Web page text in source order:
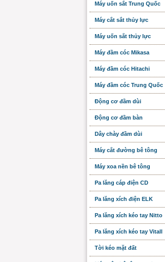
Máy uốn sắt Trung Quốc
Máy cắt sắt thủy lực
Máy uốn sắt thủy lực
Máy đầm cóc Mikasa
Máy đầm cóc Hitachi
Máy đầm cóc Trung Quốc
Động cơ đầm dùi
Động cơ đầm bàn
Dây chày đầm dùi
Máy cắt đường bê tông
Máy xoa nền bê tông
Pa lăng cáp điện CD
Pa lăng xích điện ELK
Pa lăng xích kéo tay Nitto
Pa lăng xích kéo tay Vitall
Tời kéo mặt đất